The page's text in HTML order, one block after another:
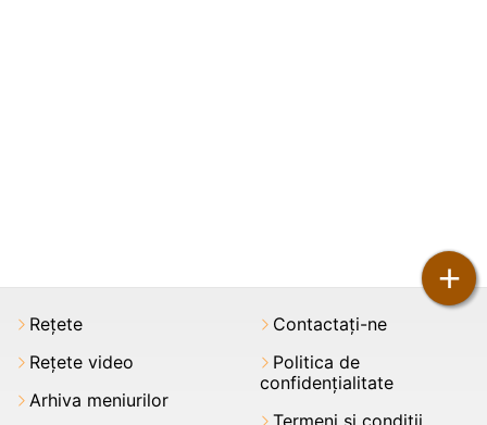
+
Rețete
Rețete video
Arhiva meniurilor
Contactați-ne
Politica de
confidențialitate